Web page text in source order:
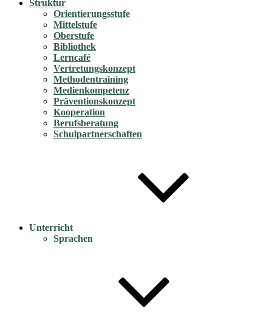
Struktur
Orientierungsstufe
Mittelstufe
Oberstufe
Bibliothek
Lerncafé
Vertretungskonzept
Methodentraining
Medienkompetenz
Präventionskonzept
Kooperation
Berufsberatung
Schulpartnerschaften
Unterricht
Sprachen